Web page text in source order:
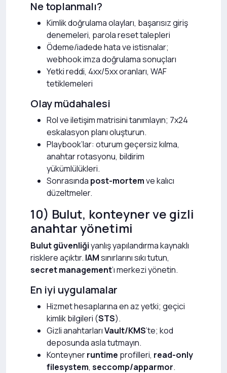
Ne toplanmalı?
Kimlik doğrulama olayları, başarısız giriş
denemeleri, parola reset talepleri
Ödeme/iadede hata ve istisnalar;
webhook imza doğrulama sonuçları
Yetki reddi, 4xx/5xx oranları, WAF
tetiklemeleri
Olay müdahalesi
Rol ve iletişim matrisini tanımlayın; 7x24
eskalasyon planı oluşturun.
Playbook’lar: oturum geçersiz kılma,
anahtar rotasyonu, bildirim
yükümlülükleri.
Sonrasında post-mortemve kalıcı
düzeltmeler.
10) Bulut, konteyner ve gizli
anahtar yönetimi
Bulut güvenliğiyanlış yapılandırma kaynaklı
risklere açıktır. IAMsınırlarını sıkı tutun,
secret management’ı merkezi yönetin.
En iyi uygulamalar
Hizmet hesaplarına en az yetki; geçici
kimlik bilgileri (STS).
Gizli anahtarlarıVault/KMS’te; kod
deposunda asla tutmayın.
Konteynerruntime profilleri, read-only
filesystem, seccomp/apparmor.